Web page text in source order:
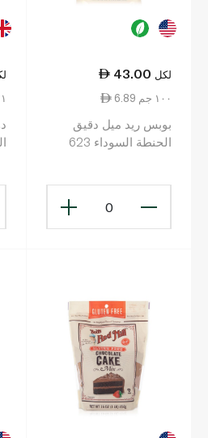
43.00 لكل
6.89 ١٠٠ جم
بوبس ريد ميل دقيق
الحنطة السوداء 623
0
21.50 ١ كجم